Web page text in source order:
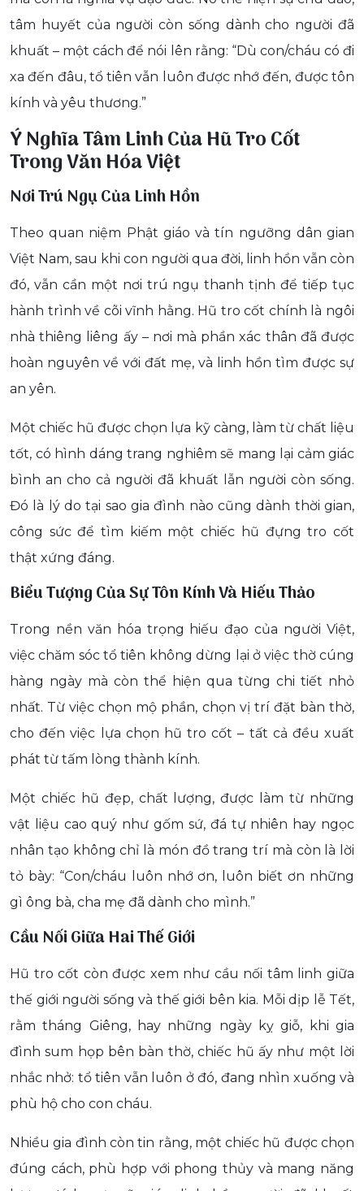
tâm huyết của người còn sống dành cho người đã
khuất – một cách để nói lên rằng: “Dù con/cháu có đi
xa đến đâu, tổ tiên vẫn luôn được nhớ đến, được tôn
kính và yêu thương.”
Ý Nghĩa Tâm Linh Của Hũ Tro Cốt
Trong Văn Hóa Việt
Nơi Trú Ngụ Của Linh Hồn
Theo quan niệm Phật giáo và tín ngưỡng dân gian
Việt Nam, sau khi con người qua đời, linh hồn vẫn còn
đó, vẫn cần một nơi trú ngụ thanh tịnh để tiếp tục
hành trình về cõi vĩnh hằng. Hũ tro cốt chính là ngôi
nhà thiêng liêng ấy – nơi mà phần xác thân đã được
hoàn nguyên về với đất mẹ, và linh hồn tìm được sự
an yên.
Một chiếc hũ được chọn lựa kỹ càng, làm từ chất liệu
tốt, có hình dáng trang nghiêm sẽ mang lại cảm giác
bình an cho cả người đã khuất lẫn người còn sống.
Đó là lý do tại sao gia đình nào cũng dành thời gian,
công sức để tìm kiếm một chiếc hũ đựng tro cốt
thật xứng đáng.
Biểu Tượng Của Sự Tôn Kính Và Hiếu Thảo
Trong nền văn hóa trọng hiếu đạo của người Việt,
việc chăm sóc tổ tiên không dừng lại ở việc thờ cúng
hàng ngày mà còn thể hiện qua từng chi tiết nhỏ
nhất. Từ việc chọn mộ phần, chọn vị trí đặt bàn thờ,
cho đến việc lựa chọn hũ tro cốt – tất cả đều xuất
phát từ tấm lòng thành kính.
Một chiếc hũ đẹp, chất lượng, được làm từ những
vật liệu cao quý như gốm sứ, đá tự nhiên hay ngọc
nhân tạo không chỉ là món đồ trang trí mà còn là lời
tỏ bày: “Con/cháu luôn nhớ ơn, luôn biết ơn những
gì ông bà, cha mẹ đã dành cho mình.”
Cầu Nối Giữa Hai Thế Giới
Hũ tro cốt còn được xem như cầu nối tâm linh giữa
thế giới người sống và thế giới bên kia. Mỗi dịp lễ Tết,
rằm tháng Giêng, hay những ngày kỵ giỗ, khi gia
đình sum họp bên bàn thờ, chiếc hũ ấy như một lời
nhắc nhở: tổ tiên vẫn luôn ở đó, đang nhìn xuống và
phù hộ cho con cháu.
Nhiều gia đình còn tin rằng, một chiếc hũ được chọn
đúng cách, phù hợp với phong thủy và mang năng